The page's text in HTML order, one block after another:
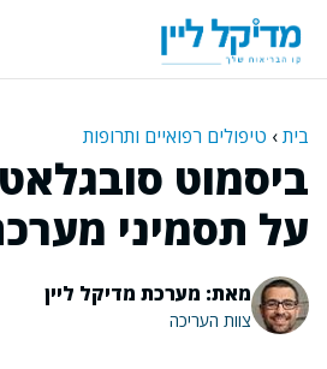
לתוכן
בית› טיפולים רפואיים ותרופות
ביסמוט
על תסמיני
מאת: מערכת מדיקל ליין
צוות העריכה